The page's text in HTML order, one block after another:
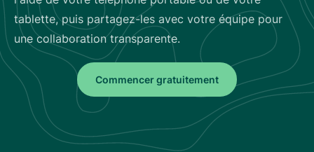
tablette, puis partagez-les avec votre équipe pour
une collaboration transparente.
Commencer gratuitement